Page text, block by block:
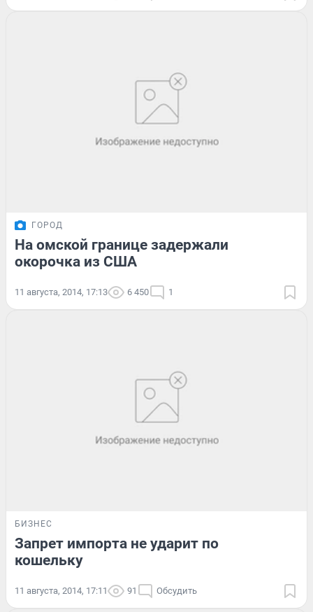
ГОРОД
На омской границе задержали
окорочка из США
11 августа, 2014, 17:13 6 450 1
БИЗНЕС
Запрет импорта не ударит по
кошельку
11 августа, 2014, 17:11 91 Обсудить